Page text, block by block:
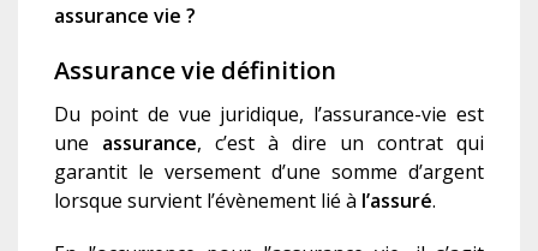
assurance vie ?
Assurance vie définition
Du point de vue juridique, l’assurance-vie est
une assurance, c’est à dire un contrat qui
garantit le versement d’une somme d’argent
lorsque survient l’évènement lié à l’assuré.